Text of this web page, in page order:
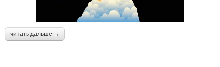
читать дальше →